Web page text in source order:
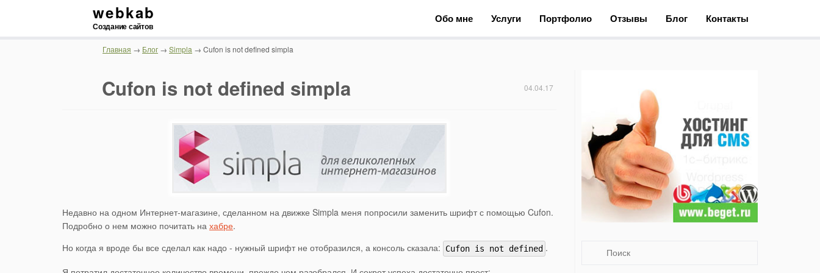
webkab
Создание сайтов
Обо мне Услуги Портфолио Отзывы Блог Контакты
Cufon is not defined simpla
Недавно на одном Интернет-магазине, сделанном на движке Simpla меня попросили заменить шрифт с помощью Cufon.
Подробно о нем можно почитать на хабре.
Но когда я вроде бы все сделал как надо - нужный шрифт не отобразился, а консоль сказала:
Cufon is not defined .
04.04.17
Главная → Блог → Simpla → Cufon is not defined simpla